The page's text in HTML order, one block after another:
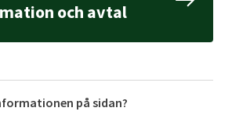
och avtal
på sidan?